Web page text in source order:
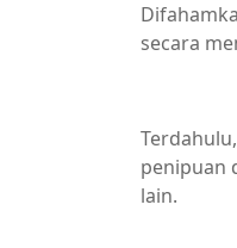
secara
penipuan
lain.